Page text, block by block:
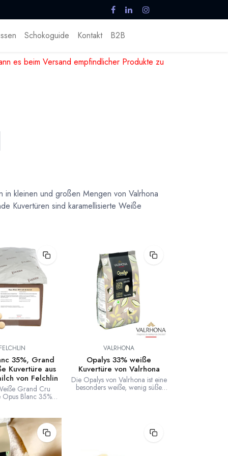
Schokoguide Kontakt B2B
es beim Versand empfindlicher Produkte zu
in kleinen und großen Mengen von Valrhona
Kuvertüren sind karamellisierte Weiße
35%, Grand
Kuvertüre aus
von Felchlin
Grand Cru
Opus Blanc 35%
Milcharoma.
VALRHONA
Opalys 33% weiße
Kuvertüre von Valrhona
Die Opalys von Valrhona ist eine
besonders weiße, wenig süße